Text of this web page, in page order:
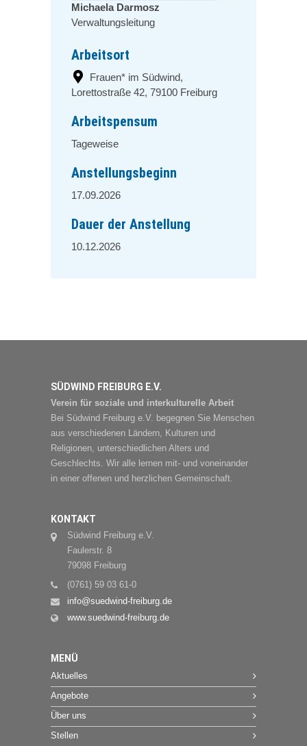
Michaela Darmosz
Verwaltungsleitung
Arbeitsort
Frauen* im Südwind,
Lorettostraße 42, 79100 Freiburg
Arbeitspensum
Tageweise
Anstellungsbeginn
17.09.2026
Dauer der Anstellung
10.12.2026
SÜDWIND FREIBURG E.V.
Verein für soziale und interkulturelle Arbeit
Bei Südwind Freiburg e.V. begegnen Sie Menschen
aus verschiedenen Ländern, Kulturen und
Religionen, unterschiedlichen Alters und
Geschlechts. Wir alle lernen mit- und voneinander
in einer offenen und herzlichen Gemeinschaft.
KONTAKT
Südwind Freiburg e.V.
Faulerstr. 8
79098 Freiburg
(0761) 59 03 61-0
info@suedwind-freiburg.de
www.suedwind-freiburg.de
MENÜ
Aktuelles
Angebote
Über uns
Stellen